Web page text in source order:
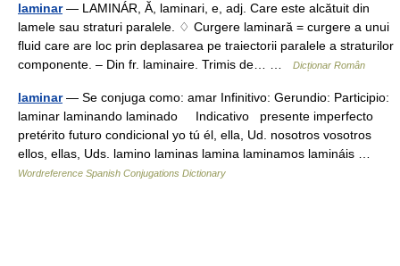
laminar— LAMINÁR, Ă, laminari, e, adj. Care este alcătuit din
lamele sau straturi paralele. ♢ Curgere laminară = curgere a unui
fluid care are loc prin deplasarea pe traiectorii paralele a straturilor
componente. – Din fr. laminaire. Trimis de… …
Dicționar Român
laminar— Se conjuga como: amar Infinitivo: Gerundio: Participio:
laminar laminando laminado Indicativo presente imperfecto
pretérito futuro condicional yo tú él, ella, Ud. nosotros vosotros
ellos, ellas, Uds. lamino laminas lamina laminamos lamináis …
Wordreference Spanish Conjugations Dictionary